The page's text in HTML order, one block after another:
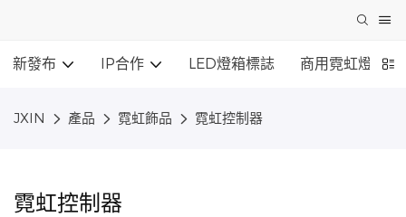
新發布 IP合作 LED燈箱標誌 商用霓虹燈
JXIN 產品 霓虹飾品 霓虹控制器
霓虹控制器